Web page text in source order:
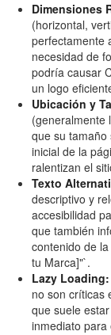
Dimensiones
(horizontal,
perfectamente
necesidad de
podría causar
un logo
Ubicación y
(generalmente
que su
inicial de la
ralentizan el
Texto
descriptivo y
accesibilidad
que también
contenido de
tu Marca]"`.
Lazy Loading:
no son críticas
que suele
inmediato para